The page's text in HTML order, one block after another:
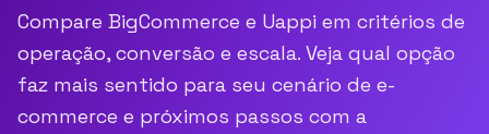
Compare BigCommerce e Uappi em critérios de
operação, conversão e escala. Veja qual opção
faz mais sentido para seu cenário de e-
commerce e próximos passos com a